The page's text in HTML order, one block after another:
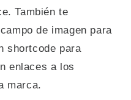
También te
de imagen para
shortcode para
enlaces a los
marca.